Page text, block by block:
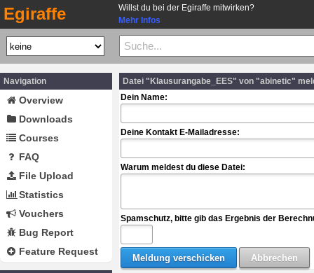
Egiraffe
Willst du bei der Egiraffe mitwirken?
Mehr Infos
Navigation
Overview
Downloads
Courses
FAQ
File Upload
Statistics
Vouchers
Bug Report
Feature Request
Datei "Klausurangabe_EES" von "abinetic"
Dein Name:
Deine Kontakt E-Mailadresse:
Warum meldest du diese Datei:
Spamschutz, bitte gib das Ergebnis der